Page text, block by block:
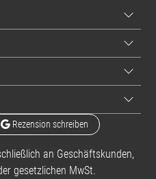
Rezension schreiben
an Geschäftskunden,
gesetzlichen MwSt.